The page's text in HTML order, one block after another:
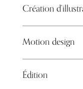
Création
Motion design
Édition